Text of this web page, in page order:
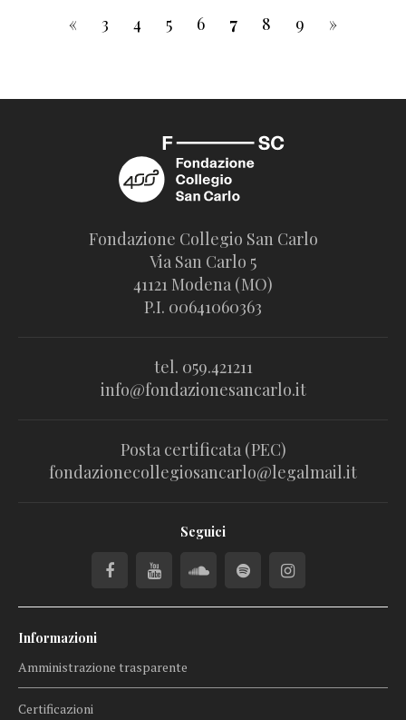
« 3 4 5 6 7 8 9 »
Fondazione Collegio San Carlo
Via San Carlo 5
41121 Modena (MO)
P.I. 00641060363
tel. 059.421211
info@fondazionesancarlo.it
Posta certificata (PEC)
fondazionecollegiosancarlo@legalmail.it
Seguici
Informazioni
Amministrazione trasparente
Certificazioni